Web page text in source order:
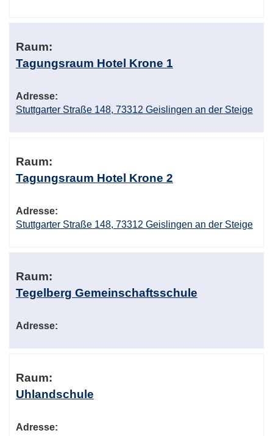
Raum:
Tagungsraum Hotel Krone 1
Adresse:
Stuttgarter Straße 148, 73312 Geislingen an der Steige
Raum:
Tagungsraum Hotel Krone 2
Adresse:
Stuttgarter Straße 148, 73312 Geislingen an der Steige
Raum:
Tegelberg Gemeinschaftsschule
Adresse:
Raum:
Uhlandschule
Adresse: